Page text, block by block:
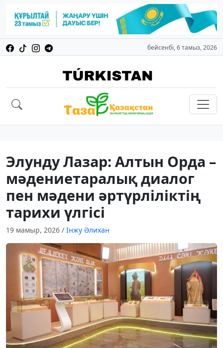
бейсенбі, 6 тамыз, 2026
Элунду Лазар: Алтын Орда –
мәдениетаралық диалог
пен мәдени әртүрліліктің
тарихи үлгісі
19 мамыр, 2026 / Інжу Әлихан